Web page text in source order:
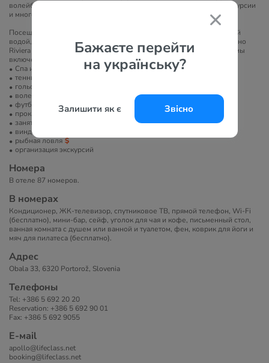
Бажаєте перейти
на українську?
Залишити як є Звісно
волейбол, гольф, верховая езда, морские прогулки, рыбалка, экскурсии
и многое другое.
Посещение плавательных бассейнов с морской/термоминеральной
водой, пользование фитнес-центром в утренние часы, вход в казино
Riviera и гранд-казино Portoroz, а также развлекательные программы
включены в стоимость проживания.
Спа или велнес-центр
теннисный корт
гольф
волейбол
футбольное поле
прокат велосипедов
занятия йогой
виндсерфинг
рыбная ловля
организация экскурсий
Номера
В отеле 87 номеров.
В номерах
Кондиционер, ЖК-телевизор, спутниковое ТВ, прямой телефон, Wi-Fi
(бесплатно), мини-бар, сейф, уголок для чая и кофе, письменный стол,
ванная комната с душем или ванной и туалетом, фен, коврик для йоги и
мяч для пилатеса (бесплатно).
Адрес
Obala 33, 6320 Portorož, Slovenia
Телефоны
Tel: +386 5 692 20 20
Reservation: +386 5 692 90 01
Fax: +386 5 692 9055
Е-маil
apollo@lifeclass.net
booking@lifeclass.net